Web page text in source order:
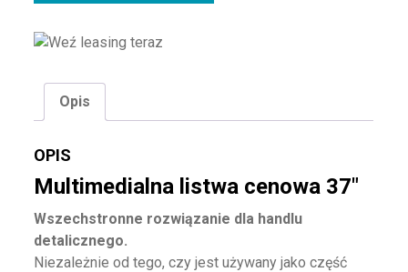
Opis
OPIS
Multimedialna listwa cenowa 37″
Wszechstronne rozwiązanie dla handlu
detalicznego.
Niezależnie od tego, czy jest używany jako część